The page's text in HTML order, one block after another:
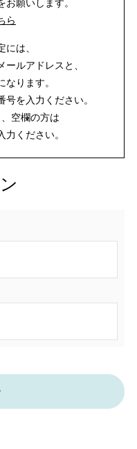
願いします。
ら
は、
ルアドレスと、
なります。
を入力ください。
空欄の方は
力ください。